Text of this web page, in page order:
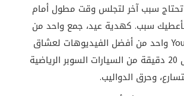
تحتاج سبب آخر لتجلس وقت مطول أمام
سبب. كهدية عيد، جمع واحد من
مستخدمي YouTube واحد من أفضل الفيديوهات لعشاق
السيارات من خلال 20 دقيقة من السيارات السوبر الرياضية
وحرق الدواليب.